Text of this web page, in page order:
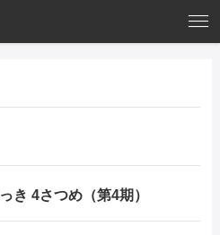
き 4さつめ（第4期）